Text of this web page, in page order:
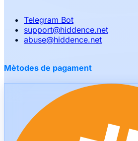
Telegram Bot
support@hiddence.net
abuse@hiddence.net
Mètodes de pagament